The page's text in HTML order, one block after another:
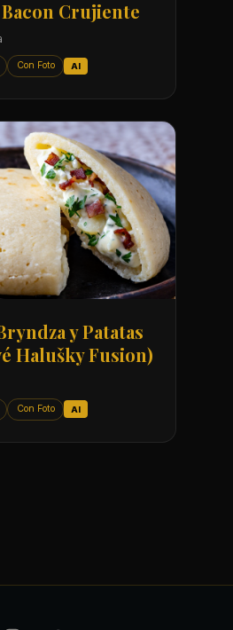
Crujiente
Con Foto AI
y Patatas
Halušky Fusion)
Con Foto AI